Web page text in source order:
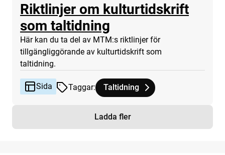
Riktlinjer om kulturtidskrift
som taltidning
Här kan du ta del av MTM:s riktlinjer för
tillgängliggörande av kulturtidskrift som
taltidning.
Sida Taggar: Tagg
Taltidning
tillhör
Riktlinjer om kulturtidskrift som
Ladda fler